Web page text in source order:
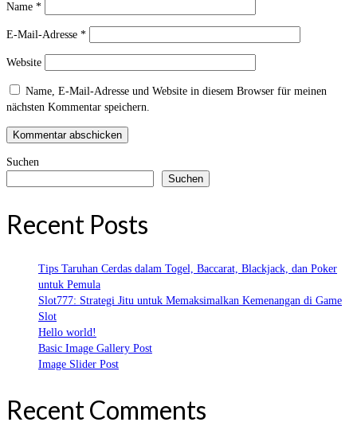
Name *
E-Mail-Adresse *
Website
Name, E-Mail-Adresse und Website in diesem Browser für meinen
nächsten Kommentar speichern.
Suchen
Suchen
Recent Posts
Tips Taruhan Cerdas dalam Togel, Baccarat, Blackjack, dan Poker
untuk Pemula
Slot777: Strategi Jitu untuk Memaksimalkan Kemenangan di Game
Slot
Hello world!
Basic Image Gallery Post
Image Slider Post
Recent Comments